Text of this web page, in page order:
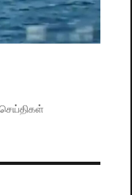
Categories
செய்திகள்